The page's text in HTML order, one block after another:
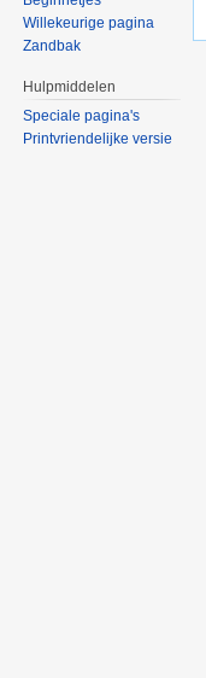
Willekeurige pagina
Zandbak
Hulpmiddelen
Speciale pagina's
Printvriendelijke versie